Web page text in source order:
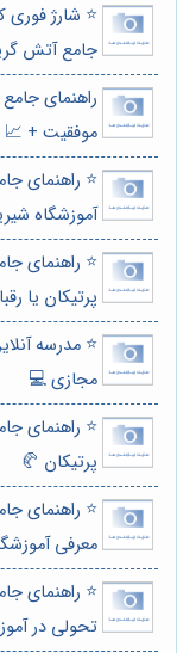
⭐️ شارژ
جامع آتش
راهنمای
موفقیت + 📈
⭐️ راهنمای
آموزشگاه
⭐️ راهنمای
پرتیکان یا
⭐️ مدرسه
مجازی 💻
⭐️ راهنمای
پرتیکان 🥐
⭐️ راهنمای
معرفی
⭐️ راهنمای
تحولی در